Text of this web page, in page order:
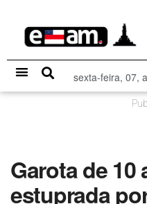
sexta-feira, 07,
Garota de 10
estuprada